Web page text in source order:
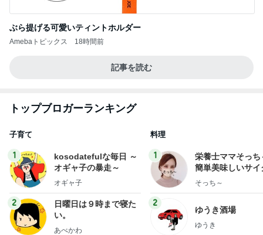
ぶら提げる可愛いティントホルダー
Amebaトピックス 18時間前
記事を読む
トップブロガーランキング
子育て
1
kosodatefulな毎日 ～
オギャ子の暴走～
オギャ子
2
日曜日は９時まで寝た
い。
あべかわ
料理
1
栄養士ママそっち
簡単美味しいサイ
献立
そっち～
2
ゆうき酒場
ゆうき